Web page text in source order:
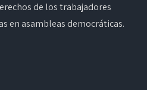
de los trabajadores
en asambleas democráticas.